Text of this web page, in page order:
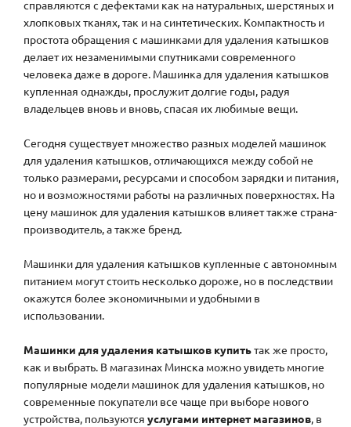
справляются с дефектами как на натуральных, шерстяных и
хлопковых тканях, так и на синтетических. Компактность и
простота обращения с машинками для удаления катышков
делает их незаменимыми спутниками современного
человека даже в дороге. Машинка для удаления катышков
купленная однажды, прослужит долгие годы, радуя
владельцев вновь и вновь, спасая их любимые вещи.
Сегодня существует множество разных моделей машинок
для удаления катышков, отличающихся между собой не
только размерами, ресурсами и способом зарядки и питания,
но и возможностями работы на различных поверхностях. На
цену машинок для удаления катышков влияет также страна-
производитель, а также бренд.
Машинки для удаления катышков купленные с автономным
питанием могут стоить несколько дороже, но в последствии
окажутся более экономичными и удобными в
использовании.
Машинки для удаления катышков купитьтак же просто,
как и выбрать. В магазинах Минска можно увидеть многие
популярные модели машинок для удаления катышков, но
современные покупатели все чаще при выборе нового
устройства, пользуются услугами интернет магазинов, в